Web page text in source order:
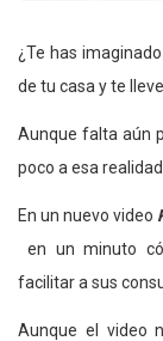
¿Te has
de tu casa y te
Aunque falta aún
poco a esa
En un nuevo video
en un minuto
facilitar a sus
Aunque el video